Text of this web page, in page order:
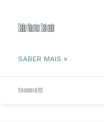
Salão Náutico Salvador
SABER MAIS »
28 de novembro de 2023